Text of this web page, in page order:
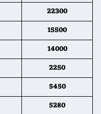
22300
15500
14000
2250
5450
5280